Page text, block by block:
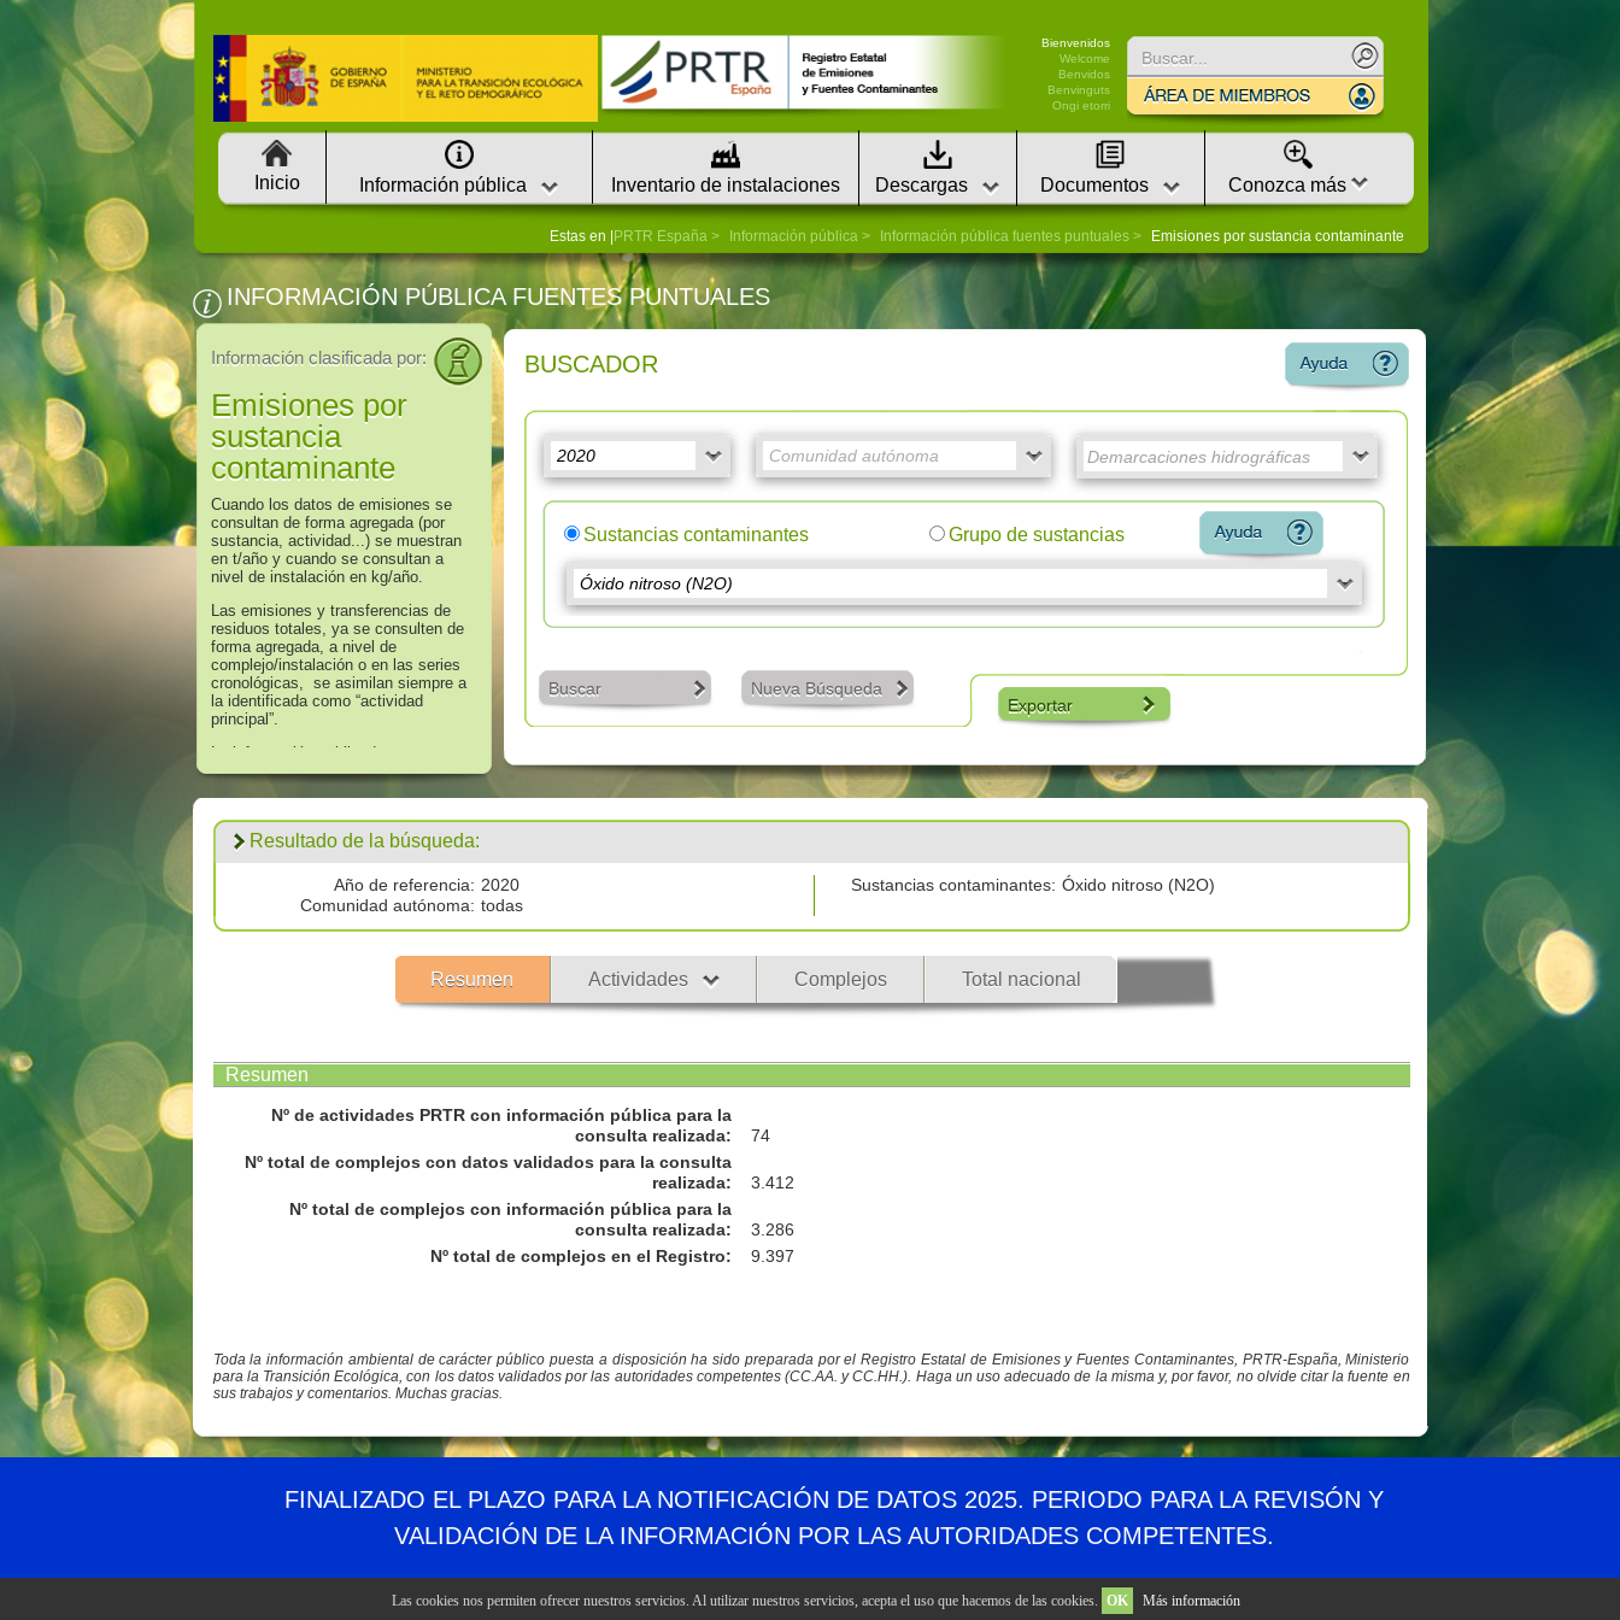
Bienvenidos
Welcome
Benvidos
Benvinguts
Ongi etorri
Inicio Información pública Inventario de instalaciones Descargas Documentos Conozca más
Estas en | PRTR España Información pública Información pública fuentes puntuales Emisiones por sustancia contaminante
INFORMACIÓN PÚBLICA FUENTES PUNTUALES
Información clasificada por:
Emisiones por
sustancia
contaminante
Cuando los datos de emisiones se
consultan de forma agregada (por
sustancia, actividad...) se muestran
en t/año y cuando se consultan a
nivel de instalación en kg/año.
Las emisiones y transferencias de
residuos totales, ya se consulten de
forma agregada, a nivel de
complejo/instalación o en las series
cronológicas, se asimilan siempre a
la identificada como “actividad
principal”.
La información publicada en
referencia a los años 2008 hasta
establecidos en el Anexo II “Lista de
Sustancias” del Real Decreto
508/2007, de 20 de abril, que regula
el suministro de información sobre
emisiones del Reglamento E - PRTR
y de las autorizaciones ambientales
integradas.
Los datos publicados respecto al
todas las
emisiones por encima de cero
BUSCADOR
Sustancias contaminantes Grupo de sustancias
Buscar
Nueva Búsqueda
Exportar
Resultado de la búsqueda:
Año de referencia: 2020
Comunidad autónoma: todas
Sustancias contaminantes: Óxido nitroso (N2O)
Resumen Actividades Complejos Total nacional
Resumen
Nº de actividades PRTR con información pública para la
consulta realizada:
74
Nº total de complejos con datos validados para la consulta
realizada:
3.412
Nº total de complejos con información pública para la
consulta realizada:
3.286
Nº total de complejos en el Registro: 9.397
Toda la información ambiental de carácter público puesta a disposición ha sido preparada por el Registro Estatal de Emisiones y Fuentes Contaminantes, PRTR-España, Ministerio
para la Transición Ecológica, con los datos validados por las autoridades competentes (CC.AA. y CC.HH.). Haga un uso adecuado de la misma y, por favor, no olvide citar la fuente en
sus trabajos y comentarios. Muchas gracias.
Ministerio para la Transición Ecológica y el Reto Demográfico
Mapa web Canales RSS Enlaces Accesibilidad Aviso legal Privacidad Contacto
FINALIZADO EL PLAZO PARA LA NOTIFICACIÓN DE DATOS 2025. PERIODO PARA LA REVISÓN Y
VALIDACIÓN DE LA INFORMACIÓN POR LAS AUTORIDADES COMPETENTES.
Las cookies nos permiten ofrecer nuestros servicios. Al utilizar nuestros servicios, acepta el uso que hacemos de las cookies. OK Más información